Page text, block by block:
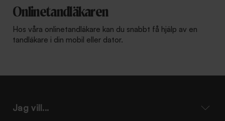
Onlinetandläkaren
Hos våra onlinetandläkare kan du snabbt få hjälp av en
tandläkare i din mobil eller dator.
Jag vill...